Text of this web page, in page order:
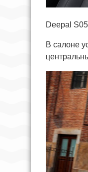
Deepal
В салоне